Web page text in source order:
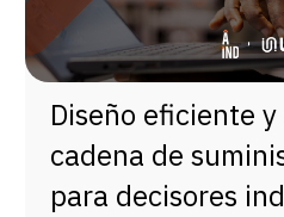
Diseño eficiente
cadena de
para decisores